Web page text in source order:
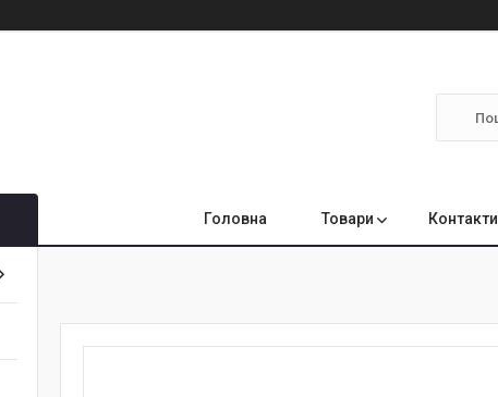
Головна Товари Контакти